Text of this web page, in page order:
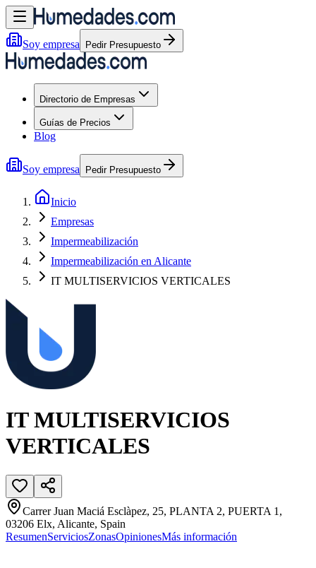
Soy empresa Pedir Presupuesto
Directorio de Empresas
Guías de Precios
Blog
Soy empresa Pedir Presupuesto
Inicio
Empresas
Impermeabilización
Impermeabilización en Alicante
IT MULTISERVICIOS VERTICALES
IT MULTISERVICIOS
VERTICALES
Carrer Juan Maciá Esclàpez, 25, PLANTA 2, PUERTA 1,
03206 Elx, Alicante, Spain
ResumenServiciosZonasOpinionesMás información